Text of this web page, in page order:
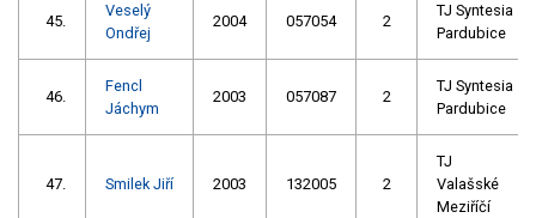
45.
Veselý
Ondřej
2004 057054 2
TJ Syntesia
Pardubice
46.
Fencl
Jáchym
2003 057087 2
TJ Syntesia
Pardubice
47. Smilek Jiří 2003 132005 2
TJ
Valašské
Meziříčí